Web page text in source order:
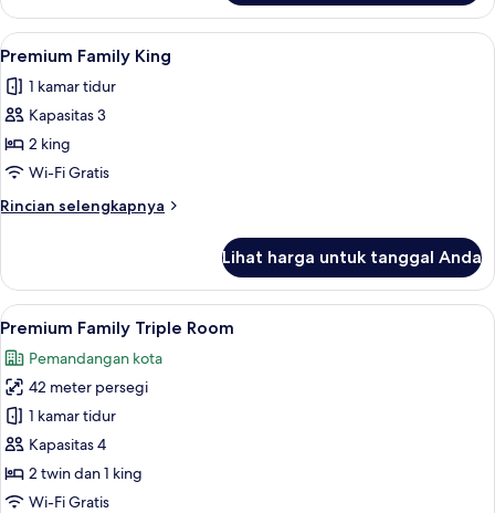
Kamar
Triple
Premium
Lihat
semua
foto
untuk
Premium
Family
King
Seprai antialergi, busa memori,
5
Premium Family King
1 kamar tidur
Kapasitas 3
2 king
Wi-Fi Gratis
Rincian selengkapnya
Rincian
Premium
Family
King
Lihat harga untuk tanggal Anda
Lihat
semua
foto
untuk
Premium
Family
Triple
Room
Premium Family Triple Room |
6
Premium Family Triple Room
Pemandangan kota
42 meter persegi
1 kamar tidur
Kapasitas 4
2 twin dan 1 king
Wi-Fi Gratis